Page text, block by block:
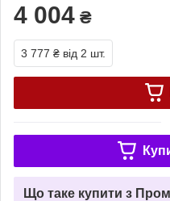
4 004 ₴
3 777 ₴ від 2 шт.
Що таке купити з